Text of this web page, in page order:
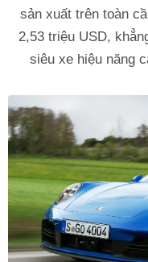
sản xuất trên toàn
2,53 triệu USD,
siêu xe hiệu năng